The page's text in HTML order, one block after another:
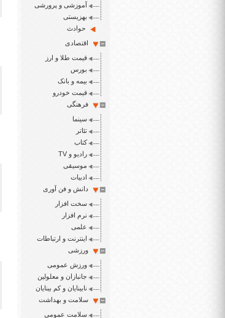
آموزشی و پرورشی
بهزیستی
حوادث
اقتصادی
قیمت طلا و ارز
بورس
بیمه و بانک
قیمت خودرو
فرهنگی
سینما
تئاتر
کتاب
رادیو و TV
موسیقی
ادبیات
دانش و فن آوری
سخت افزار
نرم افزار
علمی
اینترنت و ارتباطات
ورزشی
ورزش عمومی
جانبازان و معلولین
نابینایان و کم بینایان
سلامت و بهداشت
سلامت عمومی